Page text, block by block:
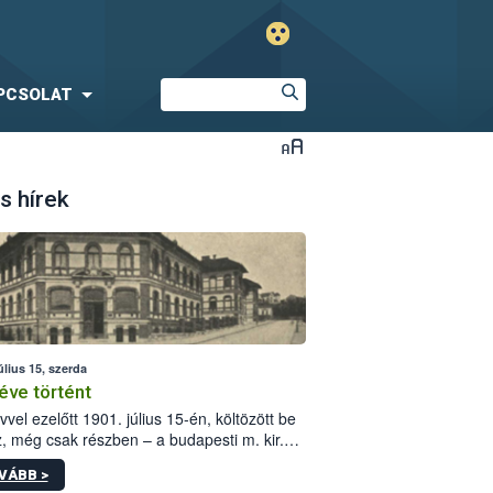
hírek
15, szerda
történt
ezelőtt 1901. július 15-én, költözött be
még csak részben – a budapesti m. kir.
állomás a Kis Rókus utca
alatti, Czigler Győző által tervezett új
>